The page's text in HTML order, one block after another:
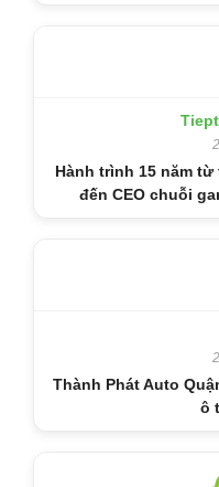
Hành trình 15 năm
đến CEO chuỗi
Thành Phát Auto
ô